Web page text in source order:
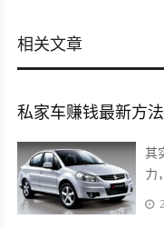
相关文章
其
力
面